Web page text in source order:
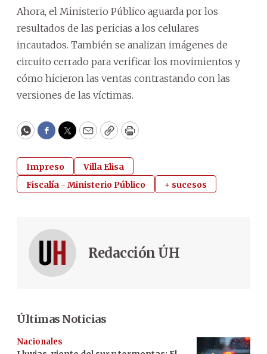
Ahora, el Ministerio Público aguarda por los
resultados de las pericias a los celulares
incautados. También se analizan imágenes de
circuito cerrado para verificar los movimientos y
cómo hicieron las ventas contrastando con las
versiones de las víctimas.
WhatsApp
Facebook
Twitter
EmailCopyPrint
Impreso
Villa Elisa
Fiscalía - Ministerio Público
+ sucesos
Redacción ÚH
Últimas Noticias
Nacionales